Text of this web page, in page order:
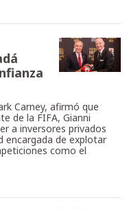
Carney, afirmó que
de la FIFA, Gianni
a inversores privados
encargada de explotar
como el